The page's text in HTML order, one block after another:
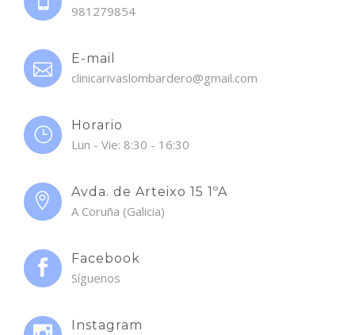
981279854
E-mail
clinicarivaslombardero@gmail.com
Horario
Lun - Vie: 8:30 - 16:30
Avda. de Arteixo 15 1ºA
A Coruña (Galicia)
Facebook
Síguenos
Instagram